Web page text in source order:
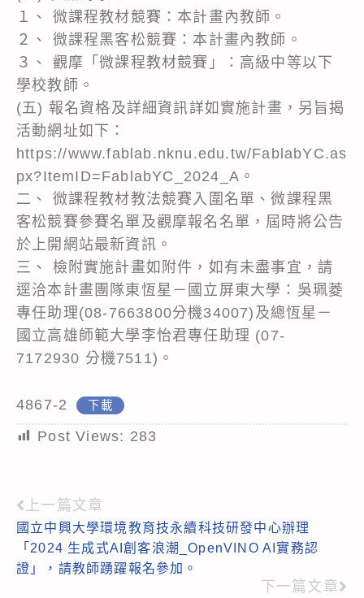
１、 微課程教材競賽：本計畫內教師。
２、 微課程黑客松競賽：本計畫內教師。
３、 觀摩「微課程教材競賽」：高級中等以下
學校教師。
(五) 報名資格及詳細資訊詳如實施計畫，另旨揭
活動網址如下：
https://www.fablab.nknu.edu.tw/FablabYC.as
px?ItemID=FablabYC_2024_A。
二、 微課程教材教法競賽入圍名單、微課程黑
客松競賽參賽名單及觀摩報名名單，屆時將公告
於上開網站最新資訊。
三、 檢附實施計畫如附件，如有未盡事宜，請
逕洽本計畫團隊東恆星－國立屏東大學：吳珮菱
專任助理(08-7663800分機34007)及總恆星－
國立高雄師範大學李怡君專任助理 (07-
7172930 分機7511)。
4867-2 下載
Post Views: 283
Read
more
articles
上一篇文章
國立中興大學環境教育技永續科技研發中心辦理
「2024 生成式AI創客浪潮_OpenVINO AI實務認
證」，請教師踴躍報名參加。
下一篇文章